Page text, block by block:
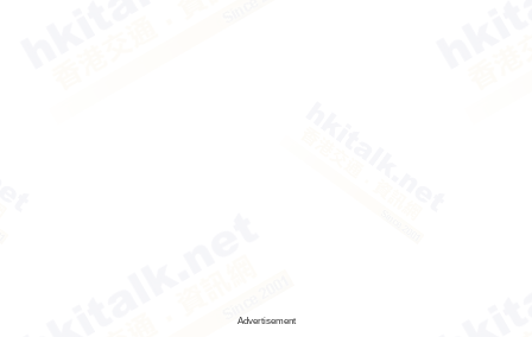
Advertisement